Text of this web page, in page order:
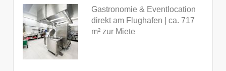
Gastronomie & Eventlocation
direkt am Flughafen | ca. 717
m² zur Miete